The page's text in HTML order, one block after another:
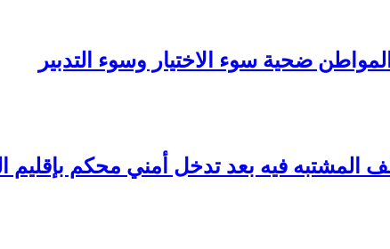
ضحية سوء الاختيار وسوء التدبير
المشتبه فيه بعد تدخل أمني محكم بإقليم